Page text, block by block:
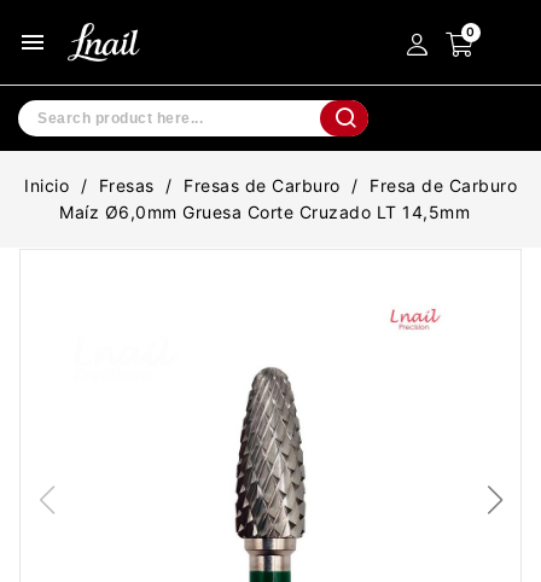
menu
Inicio Fresas Fresas de Carburo
Fresa de Carburo
Maíz Ø6,0mm Gruesa Corte Cruzado LT 14,5mm